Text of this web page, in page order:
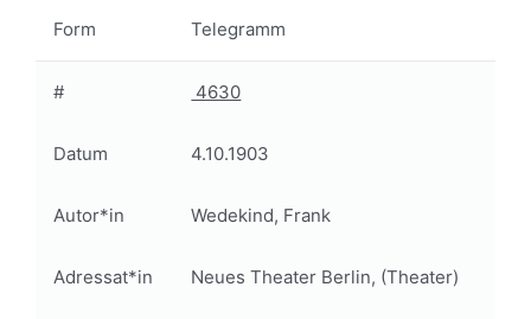
Form Telegramm
# 4630
Datum 4.10.1903
Autor*in Wedekind, Frank
Adressat*in Neues Theater Berlin, (Theater)